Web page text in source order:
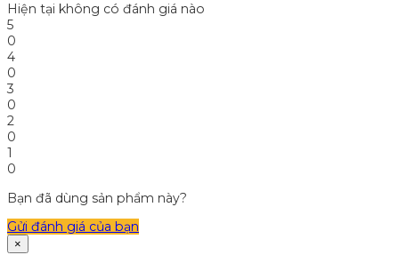
Hiện tại không có đánh giá nào
5
0
4
0
3
0
2
0
1
0
Bạn đã dùng sản phẩm này?
Gửi đánh giá của bạn
×